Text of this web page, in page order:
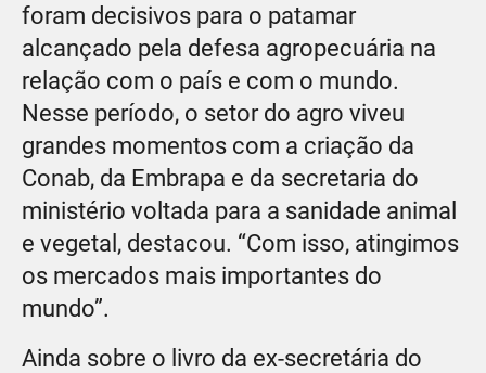
foram decisivos para o patamar
alcançado pela defesa agropecuária na
relação com o país e com o mundo.
Nesse período, o setor do agro viveu
grandes momentos com a criação da
Conab, da Embrapa e da secretaria do
ministério voltada para a sanidade animal
e vegetal, destacou. “Com isso, atingimos
os mercados mais importantes do
mundo”.
Ainda sobre o livro da ex-secretária do